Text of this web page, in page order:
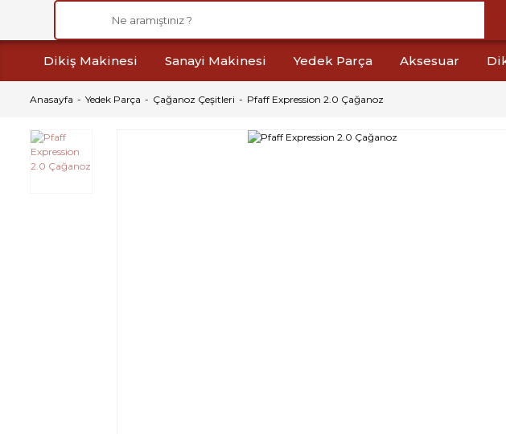
Dikiş Makinesi Sanayi Makinesi Yedek Parça Aksesuar
Anasayfa Yedek Parça Çağanoz Çeşitleri Pfaff Expression 2.0 Çağanoz